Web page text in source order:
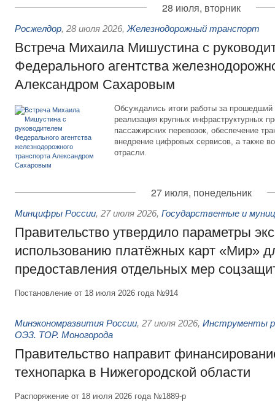
28 июля, вторник
Росжелдор, 28 июля 2026, Железнодорожный транспорт
Встреча Михаила Мишустина с
Федерального агентства
Александром Сахаровым
Обсуждались итоги работы за
реализация крупных инфраструктурных
пассажирских перевозок, обеспечение
внедрение цифровых сервисов, а также
отрасли.
27 июля, понедельник
Минцифры России, 27 июля 2026, Государственные и
Правительство утвердило параметры
использованию платёжных карт «Мир»
предоставления отдельных мер
Постановление от 18 июля 2026 года №914
Минэкономразвития России, 27 июля 2026, Инструменты
ОЭЗ. ТОР. Моногорода
Правительство направит
технопарка в Нижегородской области
Распоряжение от 18 июля 2026 года №1889-р